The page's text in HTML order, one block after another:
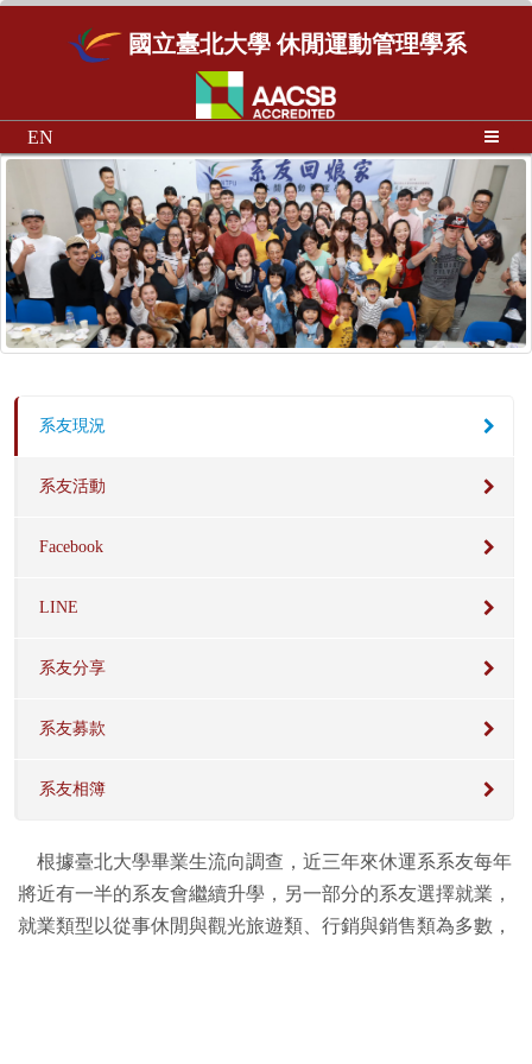
國立臺北大學 休閒運動管理學系
EN
系友現況
系友活動
Facebook
LINE
系友分享
系友募款
系友相簿
根據臺北大學畢業生流向調查，近三年來休運系系友每年
將近有一半的系友會繼續升學，另一部分的系友選擇就業，
就業類型以從事休閒與觀光旅遊類、行銷與銷售類為多數，